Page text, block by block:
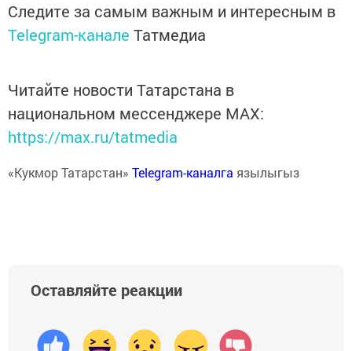
Следите за самым важным и интересным в
Telegram-канале Татмедиа
Читайте новости Татарстана в
национальном мессенджере MАХ:
https://max.ru/tatmedia
«Кукмор Татарстан» Telegram-каналга язылыгыз
Оставляйте реакции